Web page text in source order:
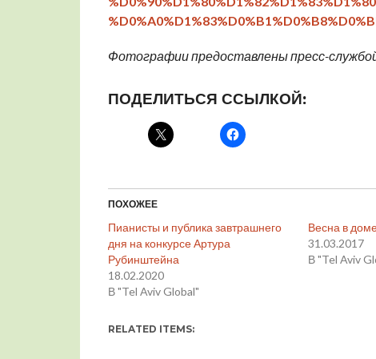
Фотографии предоставлены пресс-
ПОДЕЛИТЬСЯ ССЫЛКОЙ:
ПОХОЖЕЕ
Пианисты и публика завтрашнего
дня на конкурсе Артура
Рубинштейна
18.02.2020
В "Tel Aviv Global"
Весна в
31.03.2017
В "Tel Aviv
RELATED ITEMS: